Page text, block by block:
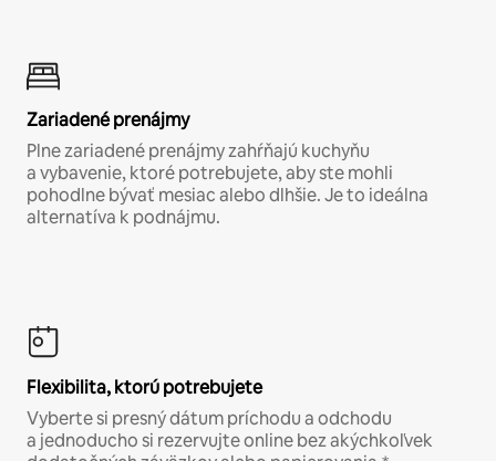
Zariadené prenájmy
Plne zariadené prenájmy zahŕňajú kuchyňu
a vybavenie, ktoré potrebujete, aby ste mohli
pohodlne bývať mesiac alebo dlhšie. Je to ideálna
alternatíva k podnájmu.
Flexibilita, ktorú potrebujete
Vyberte si presný dátum príchodu a odchodu
a jednoducho si rezervujte online bez akýchkoľvek